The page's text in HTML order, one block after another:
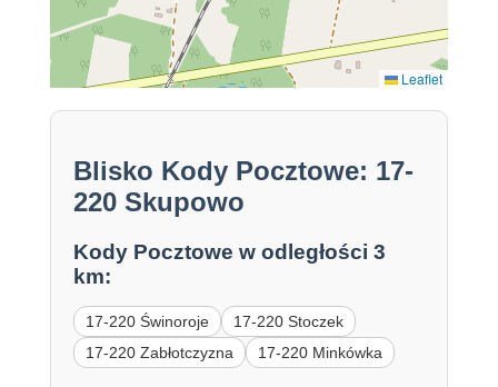
Leaflet
Blisko Kody Pocztowe: 17-
220 Skupowo
Kody Pocztowe w odległości 3
km:
17-220 Świnoroje
17-220 Stoczek
17-220 Zabłotczyzna
17-220 Minkówka